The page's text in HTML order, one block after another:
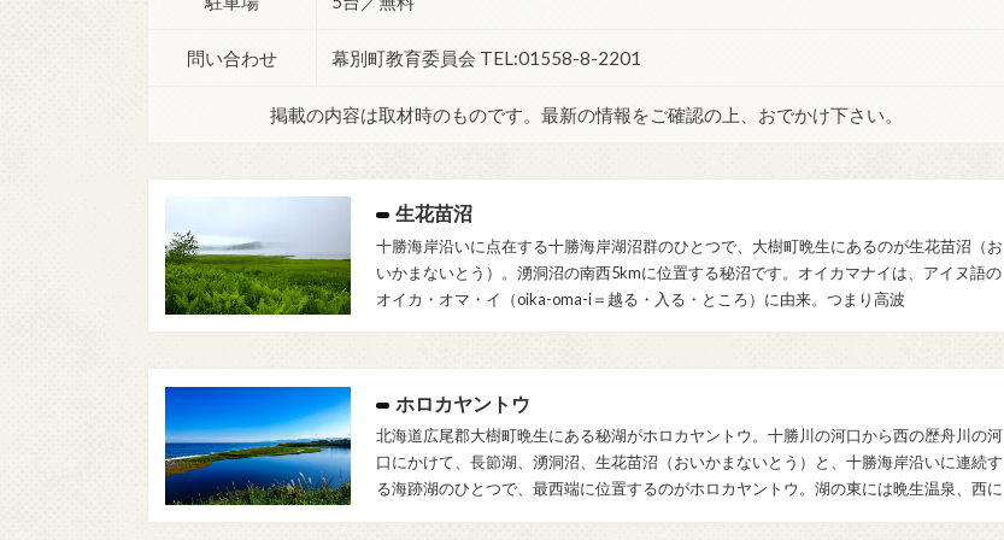
問い合わせ 幕別町教育委員会 TEL:01558-8-2201
掲載の内容は取材時のものです。最新の情報をご確認の上、おでかけ下さい。
生花苗沼
十勝海岸沿いに点在する十勝海岸湖沼群のひとつで、大樹町晩生にあるのが生花苗沼（お
いかまないとう）。湧洞沼の南西5kmに位置する秘沼です。オイカマナイは、アイヌ語の
オイカ・オマ・イ（oika-oma-i＝越る・入る・ところ）に由来。つまり高波
ホロカヤントウ
北海道広尾郡大樹町晩生にある秘湖がホロカヤントウ。十勝川の河口から西の歴舟川の河
口にかけて、長節湖、湧洞沼、生花苗沼（おいかまないとう）と、十勝海岸沿いに連続す
る海跡湖のひとつで、最西端に位置するのがホロカヤントウ。湖の東には晩生温泉、西に